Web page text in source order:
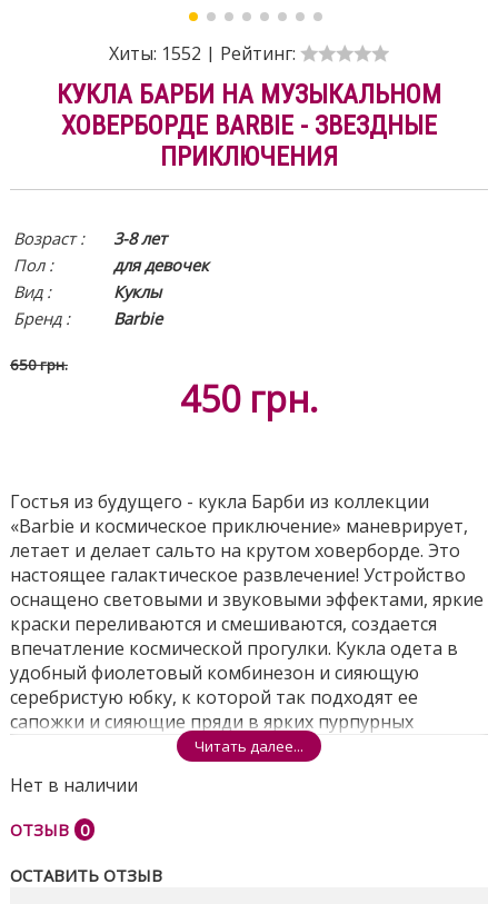
Хиты: 1552 | Рейтинг:
КУКЛА БАРБИ НА МУЗЫКАЛЬНОМ
ХОВЕРБОРДЕ BARBIE - ЗВЕЗДНЫЕ
ПРИКЛЮЧЕНИЯ
Возраст :
3-8 лет
Пол :
для девочек
Вид :
Куклы
Бренд :
Barbie
650 грн.
450 грн.
Гостья из будущего - кукла Барби из коллекции
«Barbie и космическое приключение» маневрирует,
летает и делает сальто на крутом ховерборде. Это
настоящее галактическое развлечение! Устройство
оснащено световыми и звуковыми эффектами, яркие
краски переливаются и смешиваются, создается
впечатление космической прогулки. Кукла одета в
удобный фиолетовый комбинезон и сияющую
серебристую юбку, к которой так подходят ее
сапожки и сияющие пряди в ярких пурпурных
волосах. Наличие специального кольца-крепления
Барби парит в невесомости!
• высота куклы: 30 см;
свечение;
Поделиться
Читать далее...
Нет в наличии
ОТЗЫВ 0
ОСТАВИТЬ ОТЗЫВ